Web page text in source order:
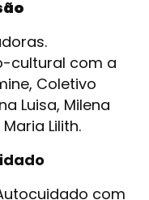
cultural com a
Coletivo
Luisa, Milena
Lilith.
com